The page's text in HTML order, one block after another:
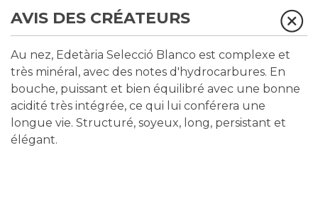
AVIS DES CRÉATEURS
Au nez, Edetària Selecció Blanco est complexe et
très minéral, avec des notes d'hydrocarbures. En
bouche, puissant et bien équilibré avec une bonne
acidité très intégrée, ce qui lui conférera une
longue vie. Structuré, soyeux, long, persistant et
élégant.